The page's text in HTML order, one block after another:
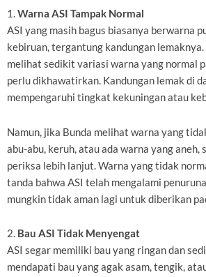
1.Warna ASI Tampak Normal
ASI yang masih bagus biasanya berwarna
kebiruan, tergantung kandungan
melihat sedikit variasi warna yang normal
perlu dikhawatirkan. Kandungan lemak di
mempengaruhi tingkat kekuningan atau
Namun, jika Bunda melihat warna yang
abu-abu, keruh, atau ada warna yang aneh,
periksa lebih lanjut. Warna yang tidak
tanda bahwa ASI telah mengalami
mungkin tidak aman lagi untuk diberikan
2. Bau ASI Tidak Menyengat
ASI segar memiliki bau yang ringan dan
mendapati bau yang agak asam, tengik,